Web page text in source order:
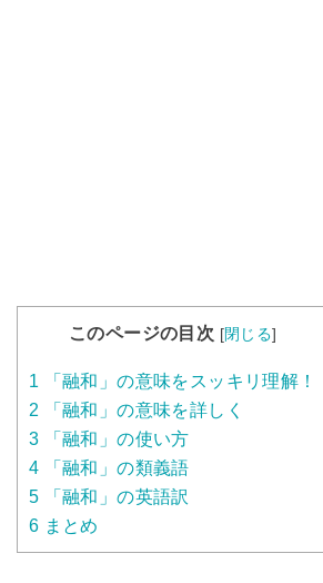
このページの目次 [閉じる]
1 「融和」の意味をスッキリ理解！
2 「融和」の意味を詳しく
3 「融和」の使い方
4 「融和」の類義語
5 「融和」の英語訳
6 まとめ